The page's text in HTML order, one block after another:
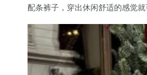
配条裤子，穿出休闲舒适的感觉就